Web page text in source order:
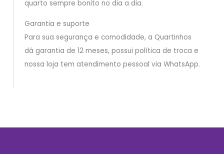
quarto sempre bonito no dia a dia.
Garantia e suporte
Para sua segurança e comodidade, a Quartinhos
dá garantia de 12 meses, possui política de troca e
nossa loja tem atendimento pessoal via WhatsApp.